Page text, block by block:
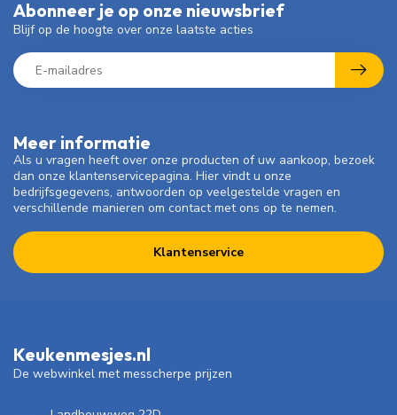
Meer informatie
Als u vragen heeft over onze producten of uw aankoop, bezoek
dan onze klantenservicepagina. Hier vindt u onze
bedrijfsgegevens, antwoorden op veelgestelde vragen en
verschillende manieren om contact met ons op te nemen.
Klantenservice
Abonneer je op onze nieuwsbrief
Blijf op de hoogte over onze laatste acties
Keukenmesjes.nl
De webwinkel met messcherpe prijzen